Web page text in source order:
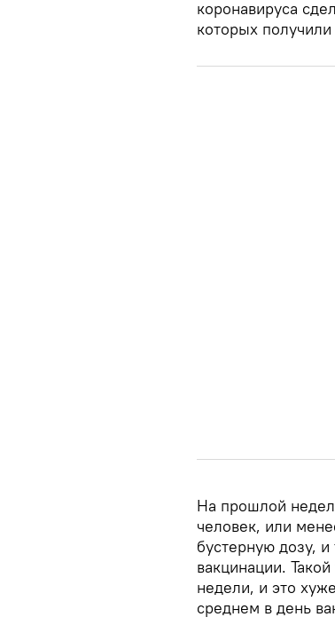
коронавируса
которых
На прошлой
человек, или
бустерную дозу,
вакцинации.
недели, и это
среднем в день